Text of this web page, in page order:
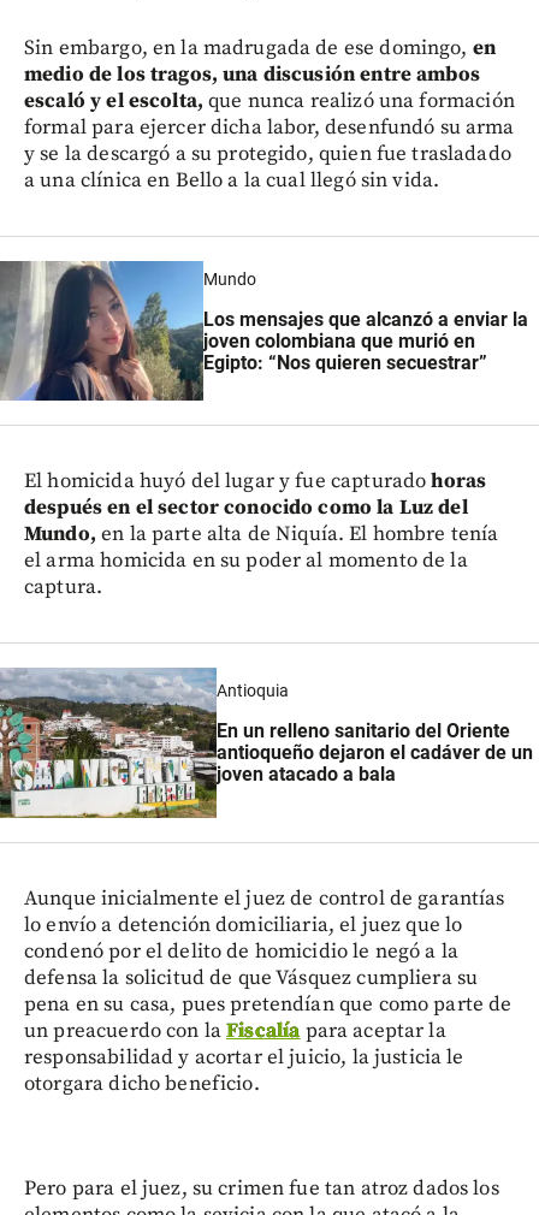
Sin embargo, en la madrugada de ese domingo, en
medio de los tragos, una discusión entre ambos
escaló y el escolta,que nunca realizó una formación
formal para ejercer dicha labor, desenfundó su arma
y se la descargó a su protegido, quien fue trasladado
a una clínica en Bello a la cual llegó sin vida.
Mundo
Los mensajes que alcanzó a enviar la
joven colombiana que murió en
Egipto: “Nos quieren secuestrar”
El homicida huyó del lugar y fue capturadohoras
después en el sector conocido como la Luz del
Mundo,en la parte alta de Niquía. El hombre tenía
el arma homicida en su poder al momento de la
captura.
Antioquia
En un relleno sanitario del Oriente
antioqueño dejaron el cadáver de un
joven atacado a bala
Aunque inicialmente el juez de control de garantías
lo envío a detención domiciliaria, el juez que lo
condenó por el delito de homicidio le negó a la
defensa la solicitud de que Vásquez cumpliera su
pena en su casa, pues pretendían que como parte de
un preacuerdo con laFiscalía para aceptar la
responsabilidad y acortar el juicio, la justicia le
otorgara dicho beneficio.
Pero para el juez, su crimen fue tan atroz dados los